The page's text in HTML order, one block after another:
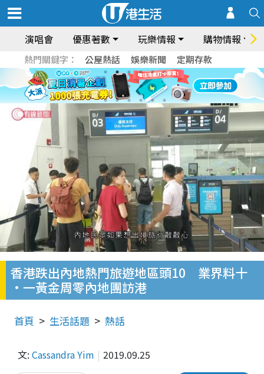
演唱會 優惠著數 玩樂情報 購物情報
熱門關鍵字： 公屋熱話 娛樂新聞 定期存款
香港跌出內地熱門旅遊地區頭10 業界料十
·一黃金周零內地團訪港
首頁 生活話題 熱話
文: Cassandra Yim 2019.09.25